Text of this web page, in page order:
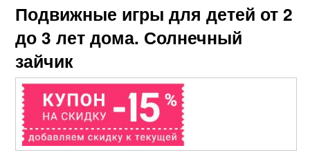
Подвижные игры для детей от 2
до 3 лет дома. Солнечный
зайчик